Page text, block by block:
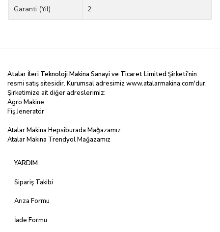
Garanti (Yıl) 2
Atalar İleri Teknoloji Makina Sanayi ve Ticaret Limited Şirketi'nin
resmi satış sitesidir. Kurumsal adresimizwww.atalarmakina.com'dur.
Şirketimize ait diğer adreslerimiz:
Agro Makine
Fiş Jeneratör
Atalar Makina Hepsiburada Mağazamız
Atalar Makina Trendyol Mağazamız
YARDIM
Sipariş Takibi
Arıza Formu
İade Formu